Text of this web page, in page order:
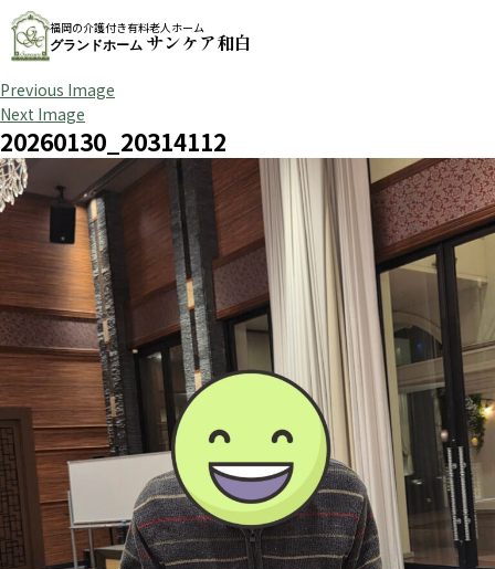
福岡の介護付き有料老人ホーム
グランドホーム サンケア和白
Previous Image
Next Image
20260130_20314112